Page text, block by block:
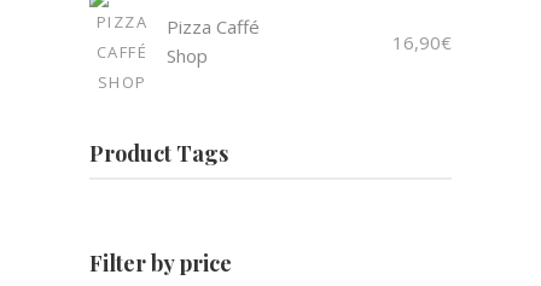
Pizza Caffé
Shop
16,90€
Product Tags
Filter by price